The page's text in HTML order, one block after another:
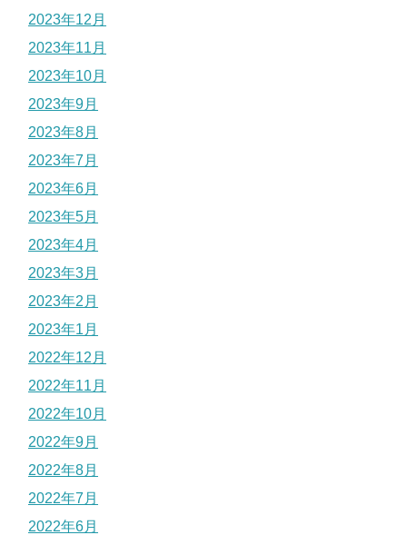
2023年12月
2023年11月
2023年10月
2023年9月
2023年8月
2023年7月
2023年6月
2023年5月
2023年4月
2023年3月
2023年2月
2023年1月
2022年12月
2022年11月
2022年10月
2022年9月
2022年8月
2022年7月
2022年6月